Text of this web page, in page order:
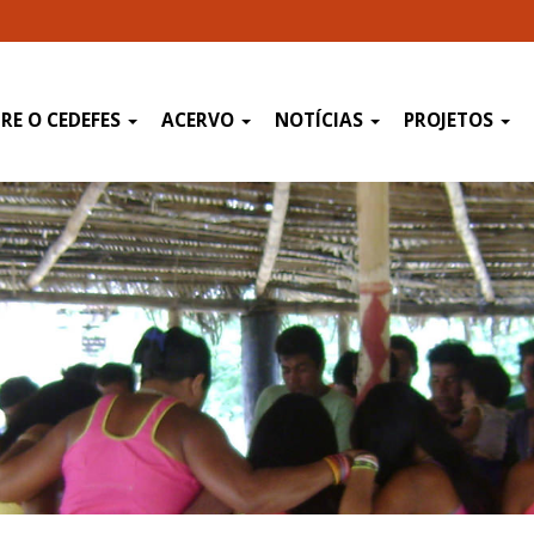
O CEDEFES ACERVO NOTÍCIAS PROJETOS